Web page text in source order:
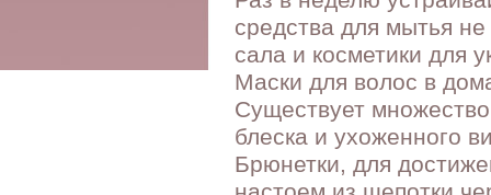
средства для мытья
сала и косметики для
Маски для волос в
Существует
блеска и ухоженного
Брюнетки, для